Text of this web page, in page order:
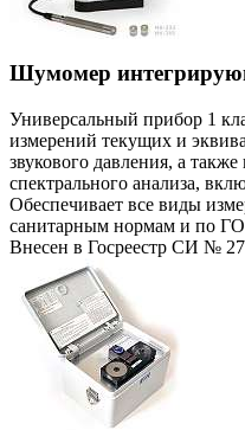
Шумомер
Универсальный прибор 1
измерений текущих и
звукового давления, а
спектрального анализа,
Обеспечивает все виды
санитарным нормам и по
Внесен в Госреестр СИ №